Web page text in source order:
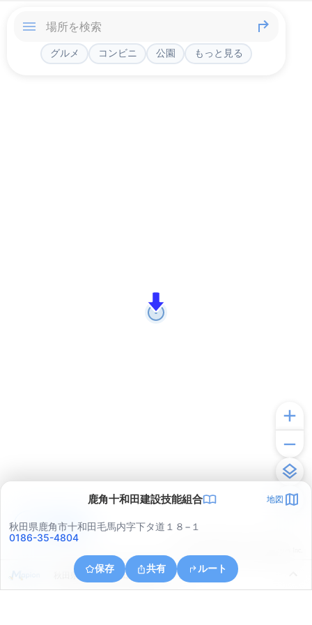
グルメ コンビニ 公園 もっと見る
鹿角十和田建設技能組合 地図
秋田県鹿角市十和田毛馬内字下タ道１８−１
0186-35-4804
保存 共有 ルート
秋田県鹿角市十和田山根字土手ノ上
アプリで見る